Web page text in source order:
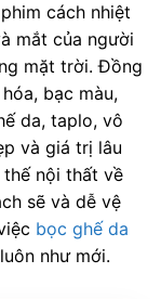
cách nhiệt
mắt của người
mặt trời. Đồng
bạc màu,
da, taplo, vô
và giá trị lâu
thế nội thất về
sẽ và dễ vệ
bọc ghế da
như mới.